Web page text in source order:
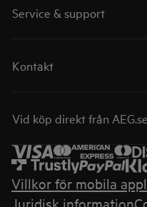
Service & support
Kontakt
Vid köp direkt från AEG.se
Villkor för mobila
Juridisk information